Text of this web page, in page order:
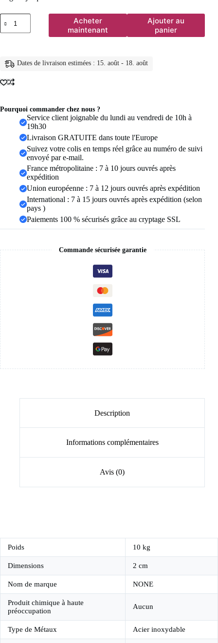
quantité
de
1
oeil
Zircon
d'oreilles
femmes
géométrique
minimalisme
d'oreilles
accessoires
Acheter
maintenant
Ajouter au
panier
Dates de livraison estimées : 15. août - 18. août
Pourquoi commander chez nous ?
Service client joignable du lundi au vendredi de 10h à
19h30
Livraison GRATUITE dans toute l'Europe
Suivez votre colis en temps réel grâce au numéro de suivi
envoyé par e-mail.
France métropolitaine : 7 à 10 jours ouvrés après
expédition
Union européenne : 7 à 12 jours ouvrés après expédition
International : 7 à 15 jours ouvrés après expédition (selon
pays )
Paiements 100 % sécurisés grâce au cryptage SSL
Commande sécurisée garantie
Description
Informations complémentaires
Avis (0)
Poids 10 kg
Dimensions 2 cm
Nom de marque NONE
Produit chimique à haute
préoccupation
Aucun
Type de Métaux Acier inoxydable